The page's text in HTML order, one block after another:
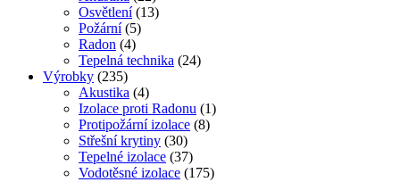
Osvětlení (13)
Požární (5)
Radon (4)
Tepelná technika (24)
Výrobky (235)
Akustika (4)
Izolace proti Radonu (1)
Protipožární izolace (8)
Střešní krytiny (30)
Tepelné izolace (37)
Vodotěsné izolace (175)